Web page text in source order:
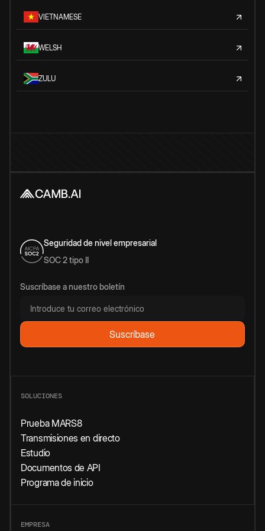
VIETNAMESE
WELSH
ZULU
Seguridad de nivel empresarial
SOC 2 tipo II
Suscríbase a nuestro boletín
SOLUCIONES
Prueba MARS8
Transmisiones en directo
Estudio
Documentos de API
Programa de inicio
EMPRESA